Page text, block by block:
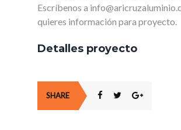
Escríbenos a
quieres información para proyecto.
Detalles proyecto
SHARE